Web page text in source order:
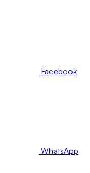
Facebook
WhatsApp